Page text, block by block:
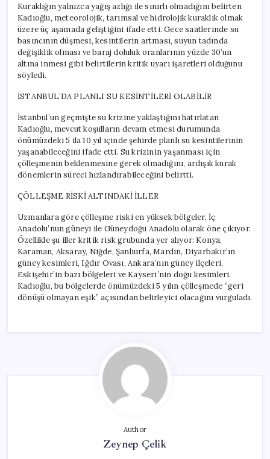
Kuraklığın yalnızca yağış azlığı ile sınırlı olmadığını belirten
Kadıoğlu, meteorolojik, tarımsal ve hidrolojik kuraklık olmak
üzere üç aşamada geliştiğini ifade etti. Gece saatlerinde su
basıncının düşmesi, kesintilerin artması, suyun tadında
değişiklik olması ve baraj doluluk oranlarının yüzde 30’un
altına inmesi gibi belirtilerin kritik uyarı işaretleri olduğunu
söyledi.
İSTANBUL’DA PLANLI SU KESİNTİLERİ OLABİLİR
İstanbul’un geçmişte su krizine yaklaştığını hatırlatan
Kadıoğlu, mevcut koşulların devam etmesi durumunda
önümüzdeki 5 ila 10 yıl içinde şehirde planlı su kesintilerinin
yaşanabileceğini ifade etti. Su krizinin yaşanması için
çölleşmenin beklenmesine gerek olmadığını, ardışık kurak
dönemlerin süreci hızlandırabileceğini belirtti.
ÇÖLLEŞME RİSKİ ALTINDAKİ İLLER
Uzmanlara göre çölleşme riski en yüksek bölgeler, İç
Anadolu’nun güneyi ile Güneydoğu Anadolu olarak öne çıkıyor.
Özellikle şu iller kritik risk grubunda yer alıyor: Konya,
Karaman, Aksaray, Niğde, Şanlıurfa, Mardin, Diyarbakır’ın
güney kesimleri, Iğdır Ovası, Ankara’nın güney ilçeleri,
Eskişehir’in bazı bölgeleri ve Kayseri’nin doğu kesimleri.
Kadıoğlu, bu bölgelerde önümüzdeki 5 yılın çölleşmede “geri
dönüşü olmayan eşik” açısından belirleyici olacağını vurguladı.
Author
Zeynep Çelik